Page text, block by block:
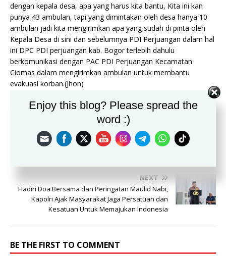
dengan kepala desa, apa yang harus kita bantu, Kita ini kan
punya 43 ambulan, tapi yang dimintakan oleh desa hanya 10
ambulan jadi kita mengirimkan apa yang sudah di pinta oleh
Kepala Desa di sini dan sebelumnya PDI Perjuangan dalam hal
ini DPC PDI perjuangan kab. Bogor terlebih dahulu
berkomunikasi dengan PAC PDI Perjuangan Kecamatan
Ciomas dalam mengirimkan ambulan untuk membantu
evakuasi korban.(Jhon)
PREVIOUS
Penyerahan SK DPK Lasqi Tenjolaya Resmi di
NEXT
Hadiri Doa Bersama dan Peringatan Maulid Nabi,
Kapolri Ajak Masyarakat Jaga Persatuan dan
Kesatuan Untuk Memajukan Indonesia
BE THE FIRST TO COMMENT
Enjoy this blog? Please spread the
word :)